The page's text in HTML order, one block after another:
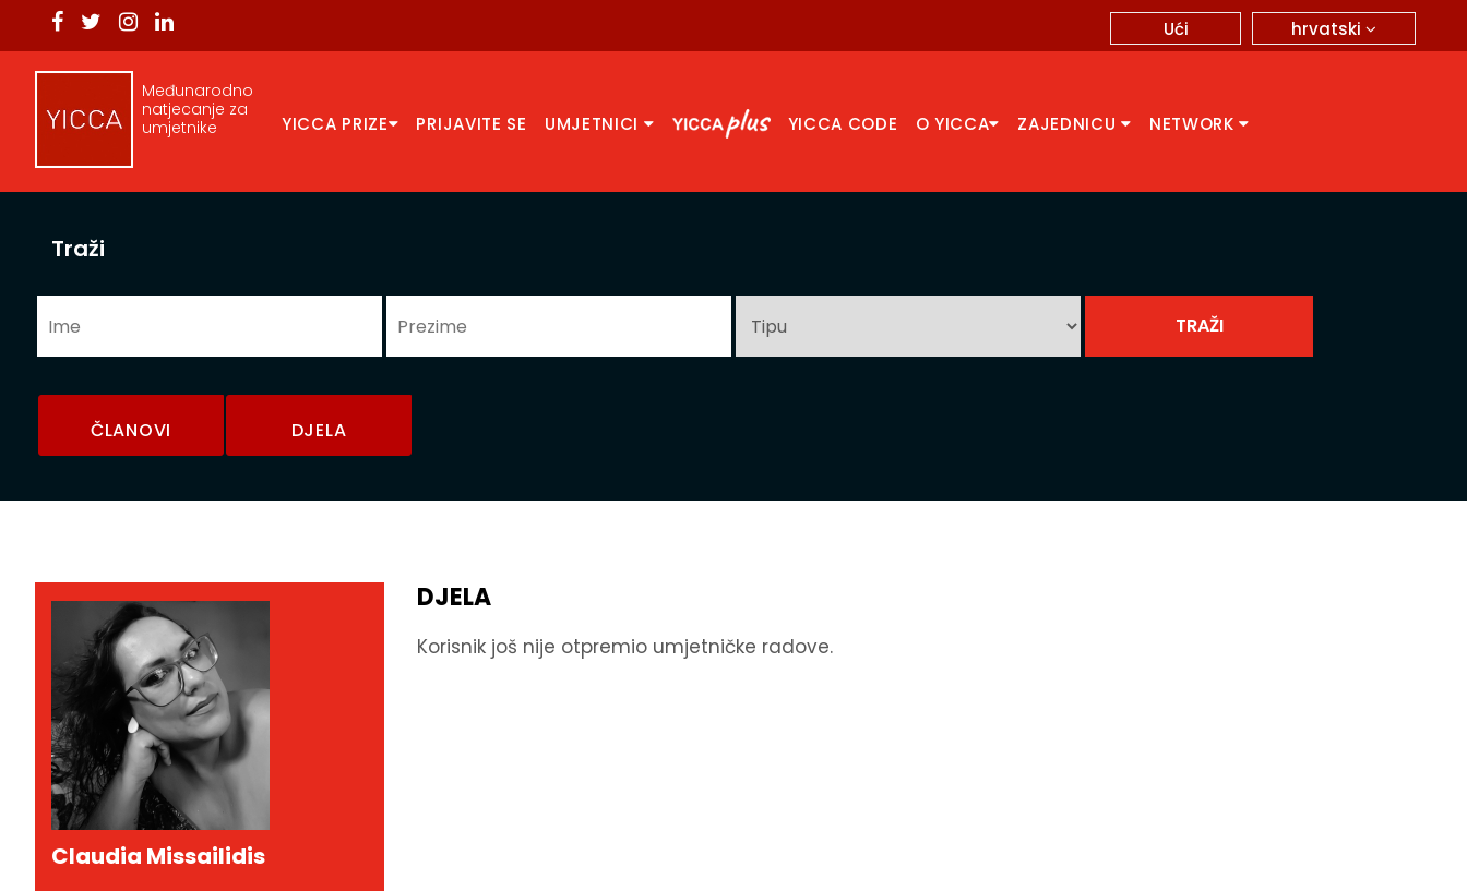
hrvatski
Ući
Međunarodno
natjecanje za
umjetnike
YICCA PRIZE PRIJAVITE SE UMJETNICI YICCA CODE O YICCA ZAJEDNICU NETWORK
Traži
ČLANOVI DJELA
Claudia Missailidis
DJELA
Korisnik još nije otpremio umjetničke radove.